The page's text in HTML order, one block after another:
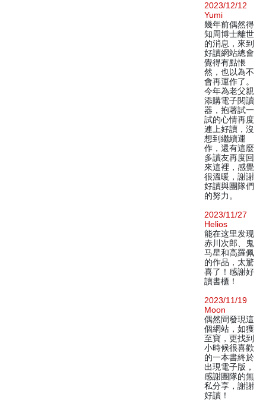
2023/12/12
Yumi
幾年前偶然得
知周博士離世
的消息，來到
好讀網站總會
覺得有點悵
然，也以為不
會再運作了。
今年為老父親
添購電子閱讀
器，抱著試一
試的心情再度
連上好讀，沒
想到繼續運
作，還有這麼
多讀友再度回
來這裡，感覺
很溫暖，謝謝
好讀與團隊們
的努力。
2023/11/27
Helios
能在这里发现
赤川次郎、鬼
马星和高羅佩
的作品，太驚
喜了！感謝好
讀書櫃！
2023/11/19
Moon
偶然間發現這
個網站，如獲
至寶，更找到
小時候很喜歡
的一本書終於
出現電子版，
感謝團隊的無
私分享，謝謝
好讀！